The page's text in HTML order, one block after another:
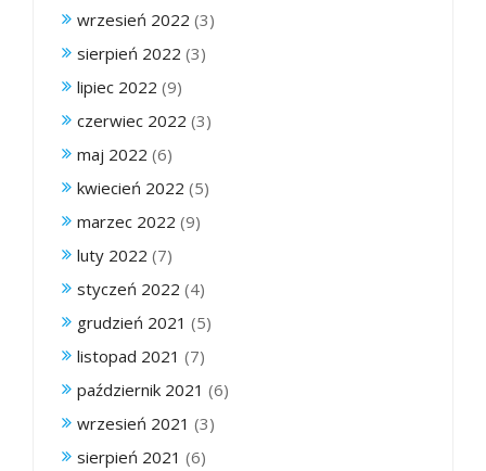
wrzesień 2022 (3)
sierpień 2022 (3)
lipiec 2022 (9)
czerwiec 2022 (3)
maj 2022 (6)
kwiecień 2022 (5)
marzec 2022 (9)
luty 2022 (7)
styczeń 2022 (4)
grudzień 2021 (5)
listopad 2021 (7)
październik 2021 (6)
wrzesień 2021 (3)
sierpień 2021 (6)